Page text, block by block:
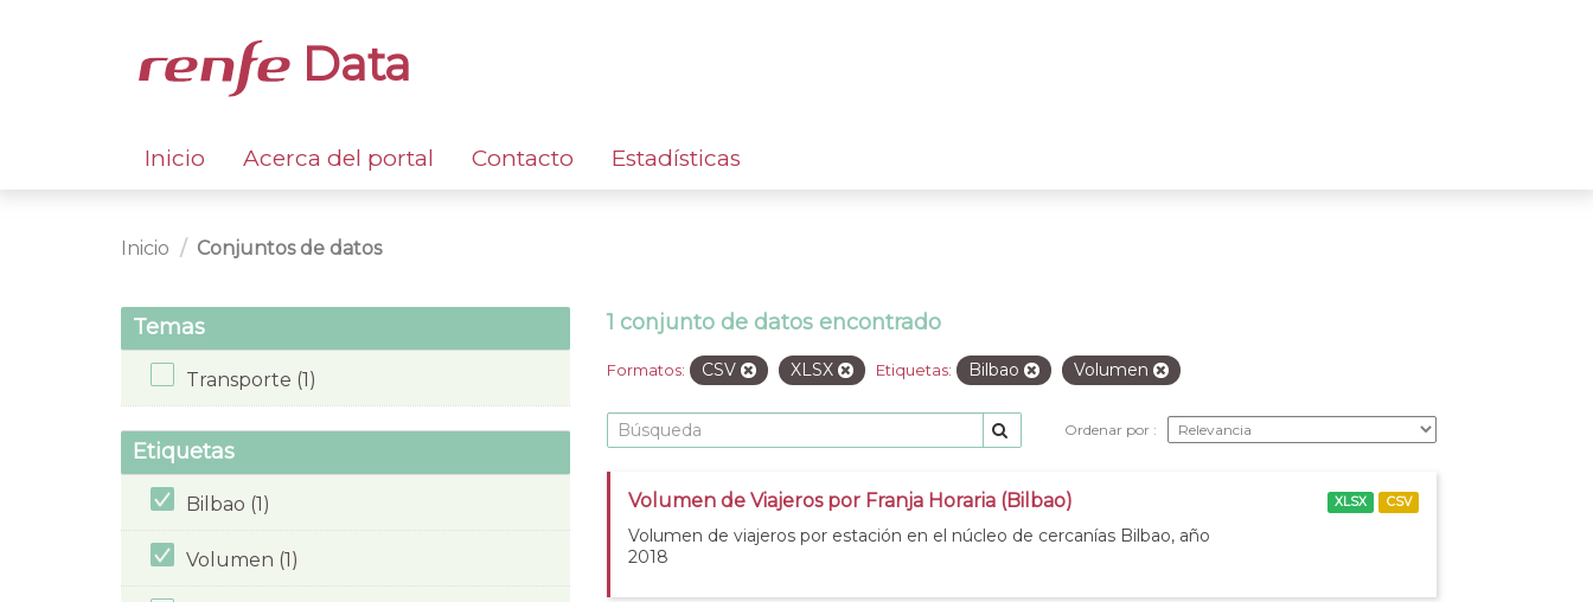
Data
Inicio Acerca del portal Contacto Estadísticas
Inicio Conjuntos de datos
Temas
Transporte (1)
Etiquetas
Bilbao (1)
Volumen (1)
1 conjunto de datos encontrado
Formatos: CSV XLSX Etiquetas: Bilbao Volumen
Ordenar por
Volumen de Viajeros por Franja Horaria (Bilbao)
Volumen de viajeros por estación en el núcleo de cercanías Bilbao, año
2018
XLSX CSV